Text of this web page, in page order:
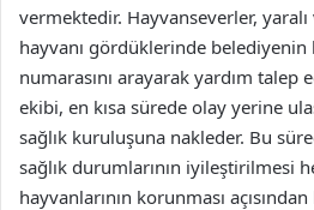
vermektedir. Hayvanseverler,
hayvanı gördüklerinde
numarasını arayarak yardım talep
ekibi, en kısa sürede olay yerine
sağlık kuruluşuna nakleder. Bu
sağlık durumlarının iyileştirilmesi
hayvanlarının korunması